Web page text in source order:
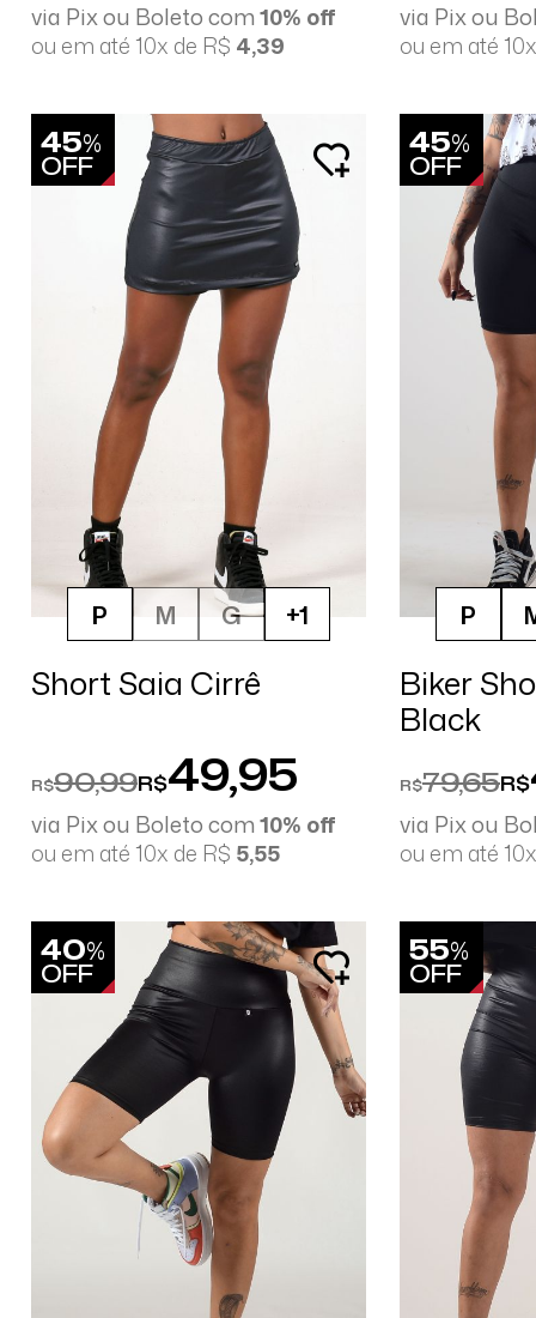
via Pix ou Boleto com10% off
ou em até 10x de R$ 4,39
via Pix ou
ou em até
45%
OFF
P M G +1
Short Saia Cirrê
R$90,99R$49,95
via Pix ou Boleto com10% off
ou em até 10x de R$ 5,55
45%
OFF
P
Biker
Black
R$79,65R$
via Pix ou
ou em até
40%
OFF
55%
OFF